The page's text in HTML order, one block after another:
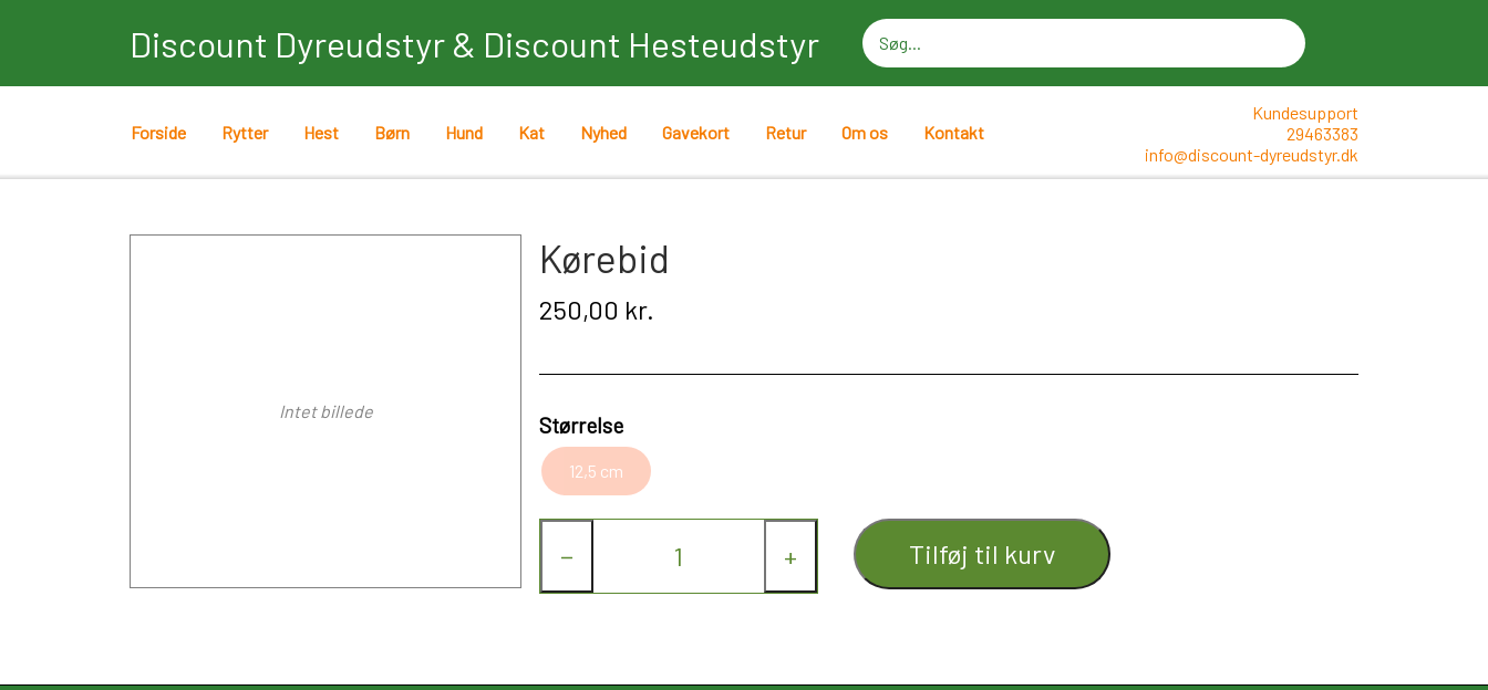
Discount Dyreudstyr & Discount Hesteudstyr
Forside Rytter Hest Børn Hund Kat Nyhed Gavekort Retur Om os Kontakt
Kundesupport
29463383
info@discount-dyreudstyr.dk
Intet billede
Kørebid
250,00 kr.
Størrelse
12,5 cm
− + Tilføj til kurv